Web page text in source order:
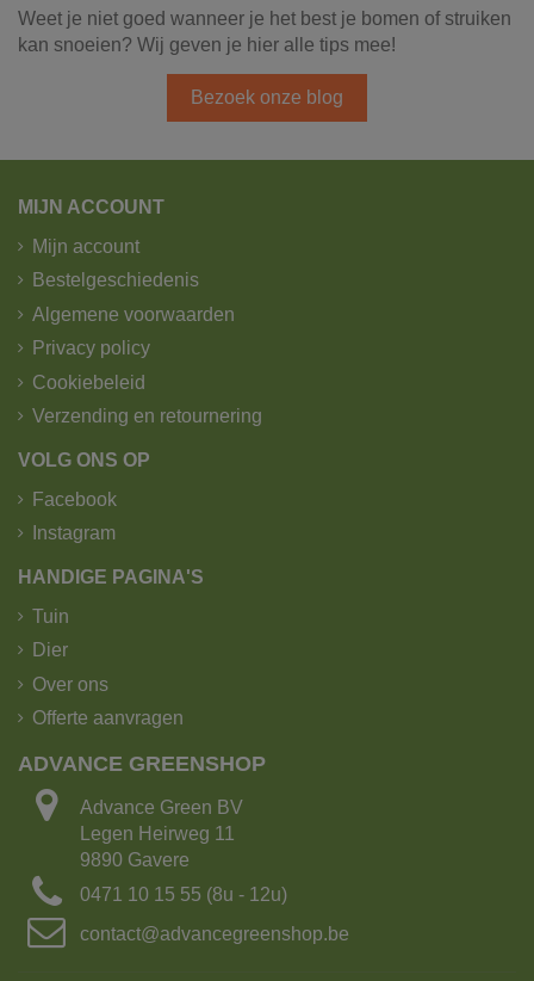
Weet je niet goed wanneer je het best je bomen of struiken
kan snoeien? Wij geven je hier alle tips mee!
Bezoek onze blog
MIJN ACCOUNT
Mijn account
Bestelgeschiedenis
Algemene voorwaarden
Privacy policy
Cookiebeleid
Verzending en retournering
VOLG ONS OP
Facebook
Instagram
HANDIGE PAGINA'S
Tuin
Dier
Over ons
Offerte aanvragen
ADVANCE GREENSHOP
Advance Green BV
Legen Heirweg 11
9890 Gavere
0471 10 15 55 (8u - 12u)
contact@advancegreenshop.be